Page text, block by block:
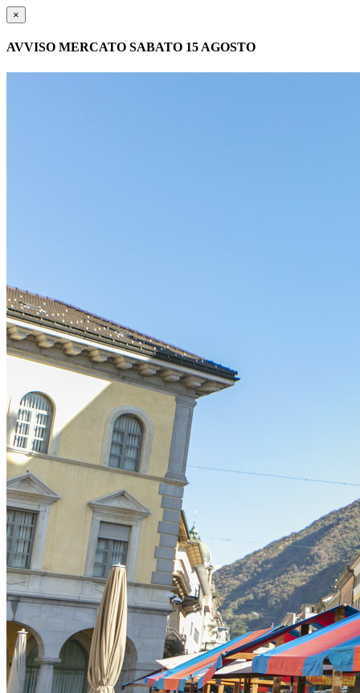
×
AVVISO MERCATO SABATO 15 AGOSTO